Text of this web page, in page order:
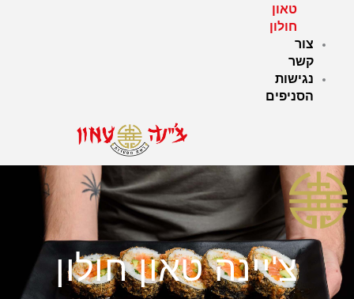
טאון
חולון
צור
קשר
נגישות
הסניפים
צ'יינה טאון חולון